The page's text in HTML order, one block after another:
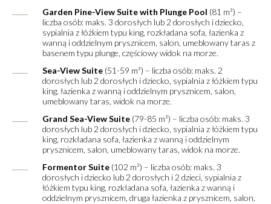
Garden Pine-View Suite with Plunge Pool (81 m²) –
liczba osób: maks. 3 dorosłych lub 2 dorosłych i dziecko,
sypialnia z łóżkiem typu king, rozkładana sofa, łazienka z
wanną i oddzielnym prysznicem, salon, umeblowany taras z
basenem typu plunge, częściowy widok na morze.
Sea-View Suite (51-59 m²) – liczba osób: maks. 2
dorosłych lub 2 dorosłych i dziecko, sypialnia z łóżkiem typu
king, łazienka z wanną i oddzielnym prysznicem, salon,
umeblowany taras, widok na morze.
Grand Sea-View Suite (79-85 m²) – liczba osób: maks. 3
dorosłych lub 2 dorosłych i dziecko, sypialnia z łóżkiem typu
king, rozkładana sofa, łazienka z wanną i oddzielnym
prysznicem, salon, umeblowany taras, widok na morze.
Formentor Suite (102 m²) – liczba osób: maks. 3
dorosłych i dziecko lub 2 dorosłych i 2 dzieci, sypialnia z
łóżkiem typu king, rozkładana sofa, łazienka z wanną i
oddzielnym prysznicem, druga łazienka z prysznicem, salon,